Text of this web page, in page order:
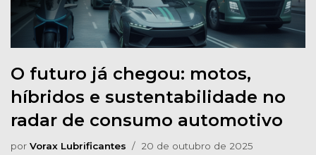
O futuro já chegou: motos,
híbridos e sustentabilidade no
radar de consumo automotivo
por Vorax Lubrificantes 20 de outubro de 2025